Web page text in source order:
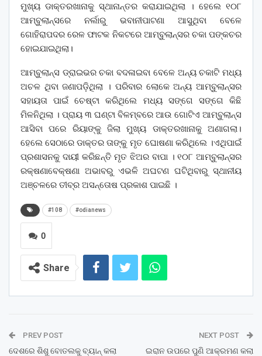
ମୁଖ୍ୟ ଡାକ୍ତରଖାନାକୁ ସ୍ଥାନାନ୍ତର କରାଯାଇଥିଲା । ହେଲେ ୧୦୮
ଆମ୍ବୁଲାନ୍ସରେ ନର୍ଲାରୁ ଭବାନୀପାଟଣା ଆସୁଥିବା ବେଳେ
ଗୋହିରାପଦର ରେଳ ଫାଟକ ନିକଟରେ ଆମ୍ବୁଲାନ୍ସର ଚକା ପଙ୍କଚର
ହୋଇଯାଇଥିଲା।
ଆମ୍ବୁଲାନ୍ସ ଡ୍ରାଇଭର ଚକା ବଦଳାଇବା ବେଳେ ଅନ୍ୟ ଚକାଟି ମଧ୍ୟ
ଅଚଳ ଥିବା ଜଣାପଡ଼ିଥିଲା । ପରିବାର ଲୋକେ ଅନ୍ୟ ଆମ୍ବୁଲାନ୍ସର
ସହାୟତା ପାଇଁ ଚେଷ୍ଟା କରିଥିଲେ ମଧ୍ୟ ସଙ୍ଗେ ସଙ୍ଗେ କିଛି
ମିଳନିଥିଲା । ପ୍ରାୟ ୩ ଘଣ୍ଟା ବିଳମ୍ବରେ ଆଉ ଗୋଟିଏ ଆମ୍ବୁଲାନ୍ସ
ଆସିବା ପରେ ରିୟାଙ୍କୁ ଜିଲା ମୁଖ୍ୟ ଡାକ୍ତରଖାନାକୁ ଅଣାଗଲା।
ହେଲେ ସେଠାରେ ଡାକ୍ତର ତାଙ୍କୁ ମୃତ ଘୋଷଣା କରିଥିଲେ ।ଏଥିପାଇଁ
ପ୍ରଶାସନକୁ ଦାୟୀ କରିଛନ୍ତି ମୃତ ଝିଅର ବାପା । ୧୦୮ ଆମ୍ବୁଲାନ୍ସର
ରକ୍ଷଣାବେକ୍ଷଣା ଅଭାବରୁ ଏଭଳି ଅଘଟଣ ଘଟିଥିବାରୁ ସ୍ଥାନୀୟ
ଅଞ୍ଚଳରେ ତୀବ୍ର ଅସନ୍ତୋଷ ପ୍ରକାଶ ପାଇଛି ।
#108 #odianews
0
Share
PREV POST
ଦେଶରେ ଶିଶୁ ବୋତଲକୁ ବ୍ୟାନ୍ କଲା
NEXT POST
ଇରାନ ଉପରେ ପୁଣି ଆକ୍ରମଣ କଲା